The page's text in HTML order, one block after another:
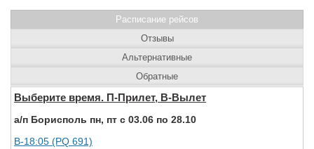
Расписание рейсов
Выберите время. П-Прилет, В-Вылет
а/п Борисполь пн, пт с 03.06 по 28.10
В-18:05 (PQ 691)
Отзывы
Альтернативные
Обратные